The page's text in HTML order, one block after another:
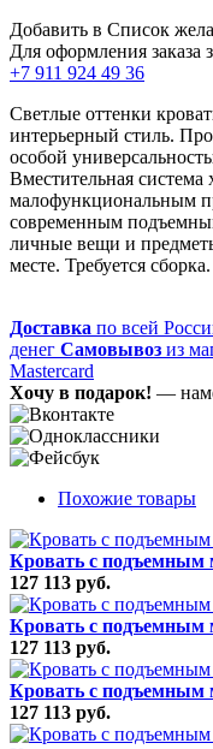
Добавить в Список
Для оформления заказа
+7 911 924 49 36
Светлые оттенки
интерьерный стиль.
особой
Вместительная система
малофункциональным
современным
личные вещи и
месте. Требуется сборка.
Доставка по всей
денег Самовывоз из
Mastercard
Хочу в подарок! —
Похожие товары
Кровать с подъемным
127 113 руб.
Кровать с подъемным
127 113 руб.
Кровать с подъемным
127 113 руб.